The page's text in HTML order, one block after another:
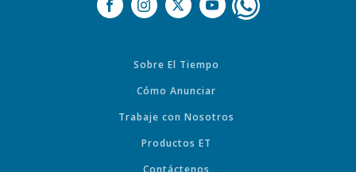
Sobre El Tiempo
Cómo Anunciar
Trabaje con Nosotros
Productos ET
Contáctenos